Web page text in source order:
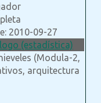
2010-09-27
(estadística)
(Modula-2,
arquitectura